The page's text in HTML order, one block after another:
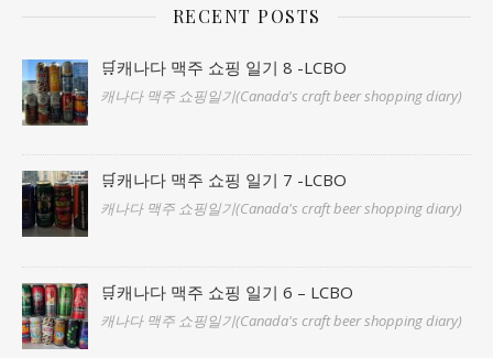
RECENT POSTS
🛒캐나다 맥주 쇼핑 일기 8 -LCBO
캐나다 맥주 쇼핑일기(Canada's craft beer shopping diary)
🛒캐나다 맥주 쇼핑 일기 7 -LCBO
캐나다 맥주 쇼핑일기(Canada's craft beer shopping diary)
🛒캐나다 맥주 쇼핑 일기 6 – LCBO
캐나다 맥주 쇼핑일기(Canada's craft beer shopping diary)